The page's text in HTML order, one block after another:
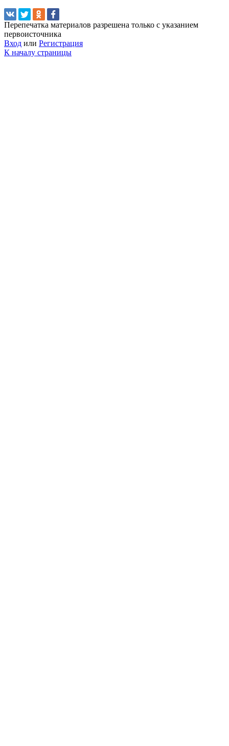
Перепечатка материалов разрешена только с указанием
первоисточника
Вход или Регистрация
К началу страницы